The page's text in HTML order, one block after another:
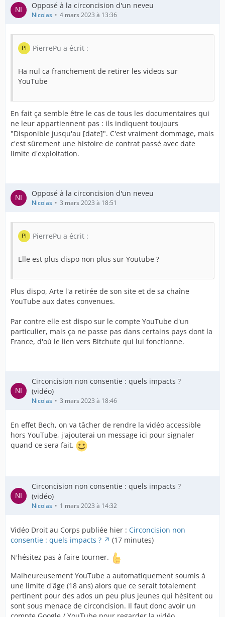
Opposé à la circoncision d'un neveu
Nicolas 4 mars 2023 à 13:36
PierrePu a écrit :
Ha nul ca franchement de retirer les videos sur
YouTube
En fait ça semble être le cas de tous les documentaires qui
ne leur appartiennent pas : ils indiquent toujours
"Disponible jusqu'au [date]". C'est vraiment dommage, mais
c'est sûrement une histoire de contrat passé avec date
limite d'exploitation.
Opposé à la circoncision d'un neveu
Nicolas 3 mars 2023 à 18:51
PierrePu a écrit :
Elle est plus dispo non plus sur Youtube ?
Plus dispo, Arte l'a retirée de son site et de sa chaîne
YouTube aux dates convenues.
Par contre elle est dispo sur le compte YouTube d'un
particulier, mais ça ne passe pas dans certains pays dont la
France, d'où le lien vers Bitchute qui lui fonctionne.
Circoncision non consentie : quels impacts ?
(vidéo)
Nicolas 3 mars 2023 à 18:46
En effet Bech, on va tâcher de rendre la vidéo accessible
hors YouTube, j'ajouterai un message ici pour signaler
quand ce sera fait.
Circoncision non consentie : quels impacts ?
(vidéo)
Nicolas 1 mars 2023 à 14:32
Vidéo Droit au Corps publiée hier : Circoncision non
consentie : quels impacts ?
(17 minutes)
N'hésitez pas à faire tourner.
Malheureusement YouTube a automatiquement soumis à
une limite d'âge (18 ans) alors que ce serait totalement
pertinent pour des ados un peu plus jeunes qui hésitent ou
sont sous menace de circoncision. Il faut donc avoir un